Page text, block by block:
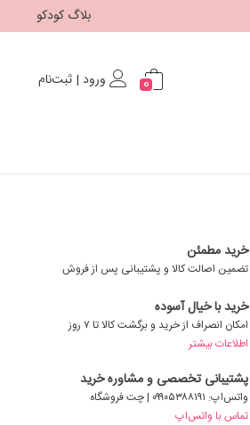
بلاگ کودکو
0 ورود | ثبت‌نام
خرید مطمئن
تضمین اصالت کالا و پشتیبانی پس از فروش
خرید با خیال آسوده
امکان انصراف از خرید و برگشت کالا تا ۷ روز
اطلاعات بیشتر
پشتیبانی تخصصی و مشاوره خرید
واتس‌اپ: ۰۹۹۰۵۳۸۸۱۹۱ | چت فروشگاه
تماس با واتس‌اپ